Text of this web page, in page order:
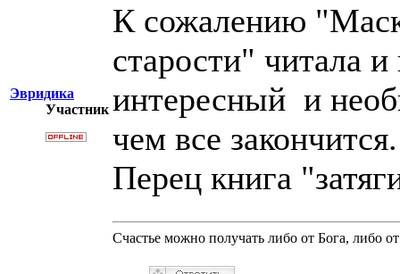
Эвридика
Участник
К сожалению
старости" читала
интересный и
чем все
Перец книга
Счастье можно получать либо от Бога, либо от